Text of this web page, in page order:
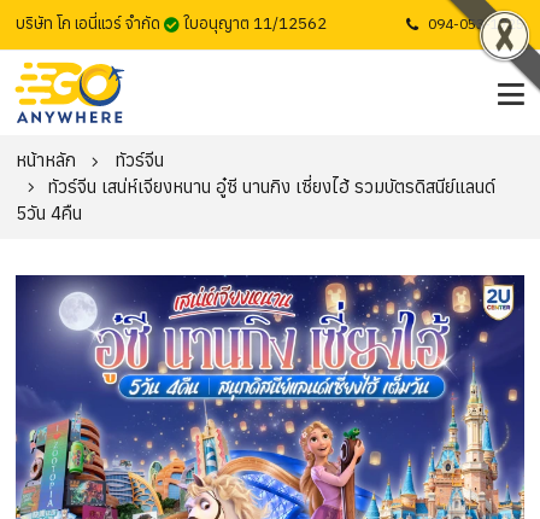
บริษัท โก เอนี่แวร์ จำกัด ใบอนุญาต 11/12562 094-053-1725
หน้าหลัก
ทัวร์จีน
ทัวร์จีน เสน่ห์เจียงหนาน อู๋ซี นานกิง เซี่ยงไฮ้ รวมบัตรดิสนีย์แลนด์
5วัน 4คืน